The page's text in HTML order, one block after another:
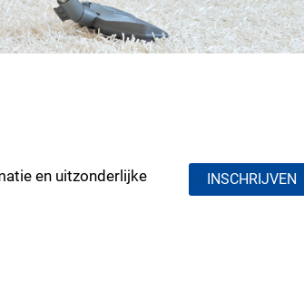
en uitzonderlijke
INSCHRIJVEN